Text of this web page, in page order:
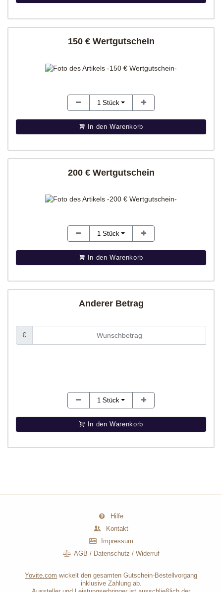
150 € Wertgutschein
1 Stück
In den Warenkorb
200 € Wertgutschein
1 Stück
In den Warenkorb
Anderer Betrag
€
1 Stück
In den Warenkorb
Hilfe
Kontakt
Impressum
AGB / Datenschutz /Widerruf
Yovite.com wickelt den gesamten Gutschein-Bestellvorgang
inklusive Zahlung ab.